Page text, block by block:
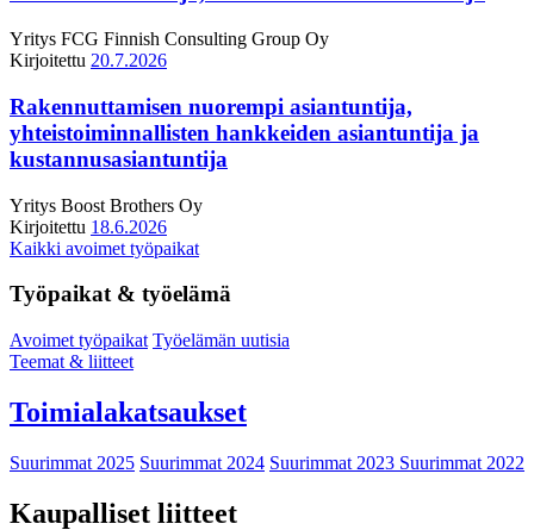
Yritys FCG Finnish Consulting Group Oy
Kirjoitettu 20.7.2026
Rakennuttamisen nuorempi asiantuntija,
yhteistoiminnallisten hankkeiden asiantuntija ja
kustannusasiantuntija
Yritys Boost Brothers Oy
Kirjoitettu 18.6.2026
Kaikki avoimet työpaikat
Työpaikat & työelämä
Avoimet työpaikat Työelämän uutisia
Teemat & liitteet
Toimialakatsaukset
Suurimmat 2025 Suurimmat 2024 Suurimmat 2023 Suurimmat 2022
Kaupalliset liitteet